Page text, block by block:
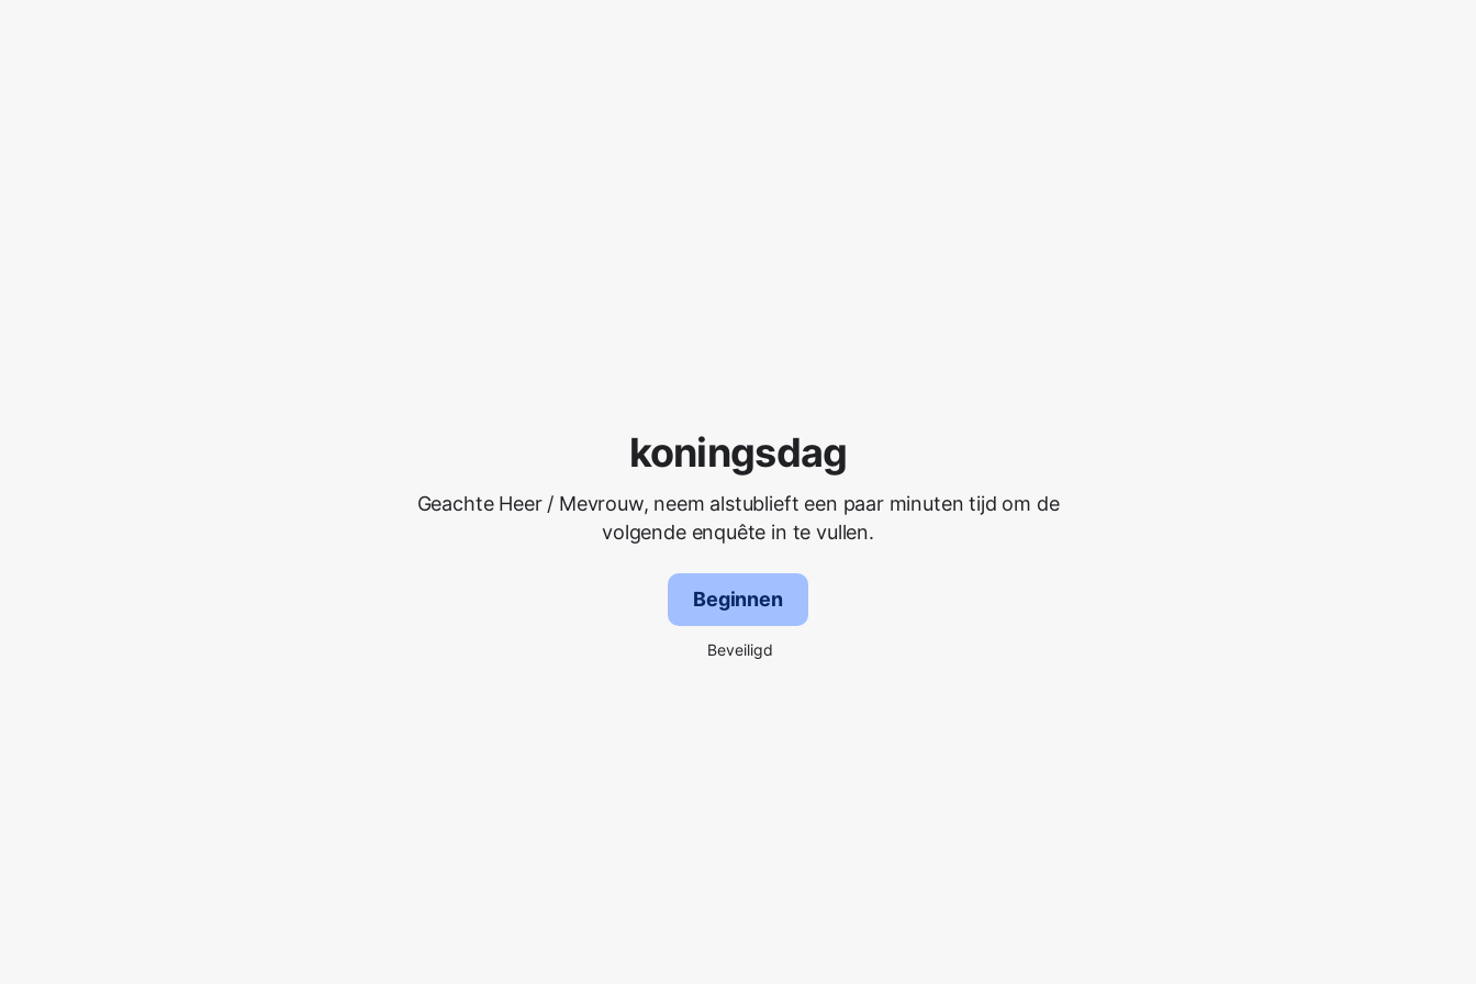
koningsdag
Geachte Heer / Mevrouw, neem alstublieft een paar minuten tijd om de
volgende enquête in te vullen.
Beginnen
Beveiligd